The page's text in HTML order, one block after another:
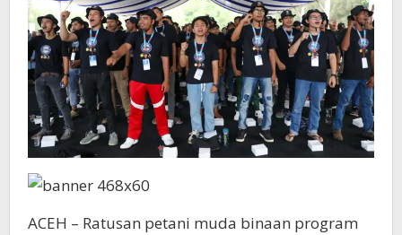
ACEH – Ratusan petani muda binaan program